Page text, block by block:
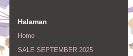
Halaman
Home
SALE SEPTEMBER 2025